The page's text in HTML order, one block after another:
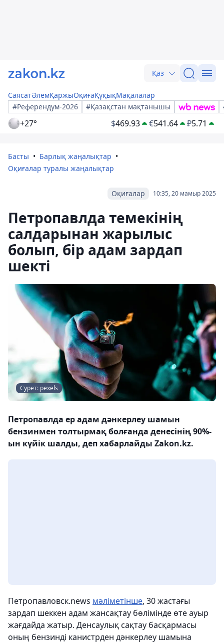
Қаз
СаясатӘлемҚаржыОқиғаҚұқықМақалалар
#Референдум-2026
#Қазақстан мақтанышы
+27° $469.93 €541.64 ₽5.71
Басты
Барлық жаңалықтар
Оқиғалар туралы жаңалықтар
10:35, 20 мамыр 2025
Оқиғалар
Петропавлда темекінің
салдарынан жарылыс
болып, бір адам зардап
шекті
Сурет: pexels
Петропавлда ер адам дәнкерлеу шамын
бензинмен толтырмақ болғанда денесінің 90%-
ын күйік шалды, деп хабарлайды Zakon.kz.
Петропавловск.news мәліметінше, 30 жастағы
зардап шеккен адам жансақтау бөлімінде өте ауыр
жағдайда жатыр. Денсаулық сақтау басқармасы
оның бензинді канистрден дәнкерлеу шамына